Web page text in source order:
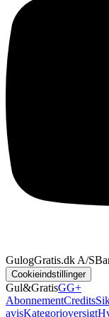
GulogGratis.dk A/S
Cookieindstillinger
Gul&GratisGG+
AbonnementCredits
avisKategorioversigt